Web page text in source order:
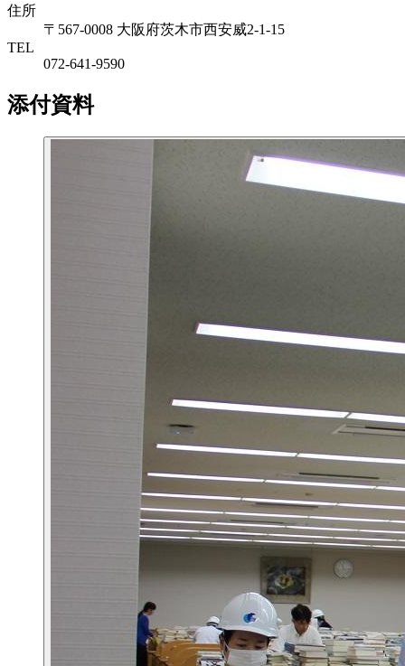
住所
〒567-0008 大阪府茨木市西安威2-1-15
TEL
072-641-9590
添付資料